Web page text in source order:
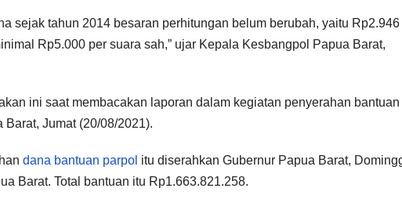
sejak tahun 2014 besaran perhitungan belum berubah, yaitu Rp2.946
Rp5.000 per suara sah,” ujar Kepala Kesbangpol Papua Barat,
ini saat membacakan laporan dalam kegiatan penyerahan bantuan
Jumat (20/08/2021).
dana bantuan parpol itu diserahkan Gubernur Papua Barat,
Barat. Total bantuan itu Rp1.663.821.258.